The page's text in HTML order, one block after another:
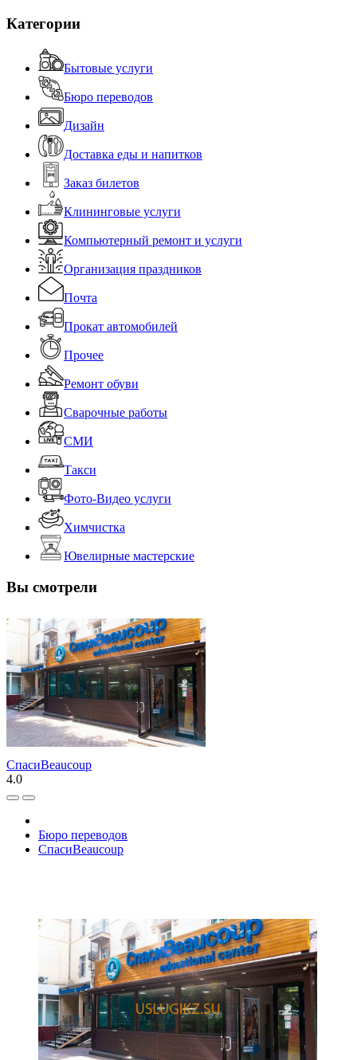
Категории
Бытовые услуги
Бюро переводов
Дизайн
Доставка еды и напитков
Заказ билетов
Клининговые услуги
Компьютерный ремонт и услуги
Организация праздников
Почта
Прокат автомобилей
Прочее
Ремонт обуви
Сварочные работы
СМИ
Такси
Фото-Видео услуги
Химчистка
Ювелирные мастерские
Вы смотрели
СпасиBeaucoup
4.0
Бюро переводов
СпасиBeaucoup